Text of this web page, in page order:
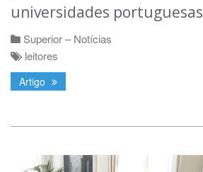
universidades portuguesas
Superior – Notícias
leitores
Artigo